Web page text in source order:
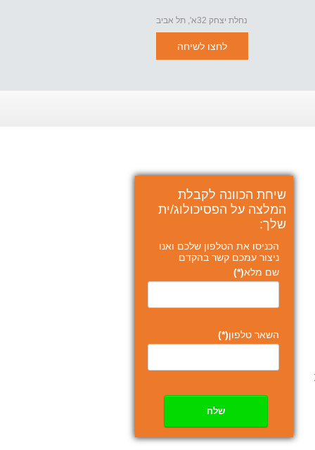
נחלת יצחק 32א', תל אביב
לחצו לשיחה
שיחת הכוונה לקבלת
המלצה על הפסיכולוג/ית
שלך:
הכניסו את הטלפון שלכם ואנו
ניצור עמכם קשר בהקדם
שם מלא(*)
השאר טלפון(*)
שלח